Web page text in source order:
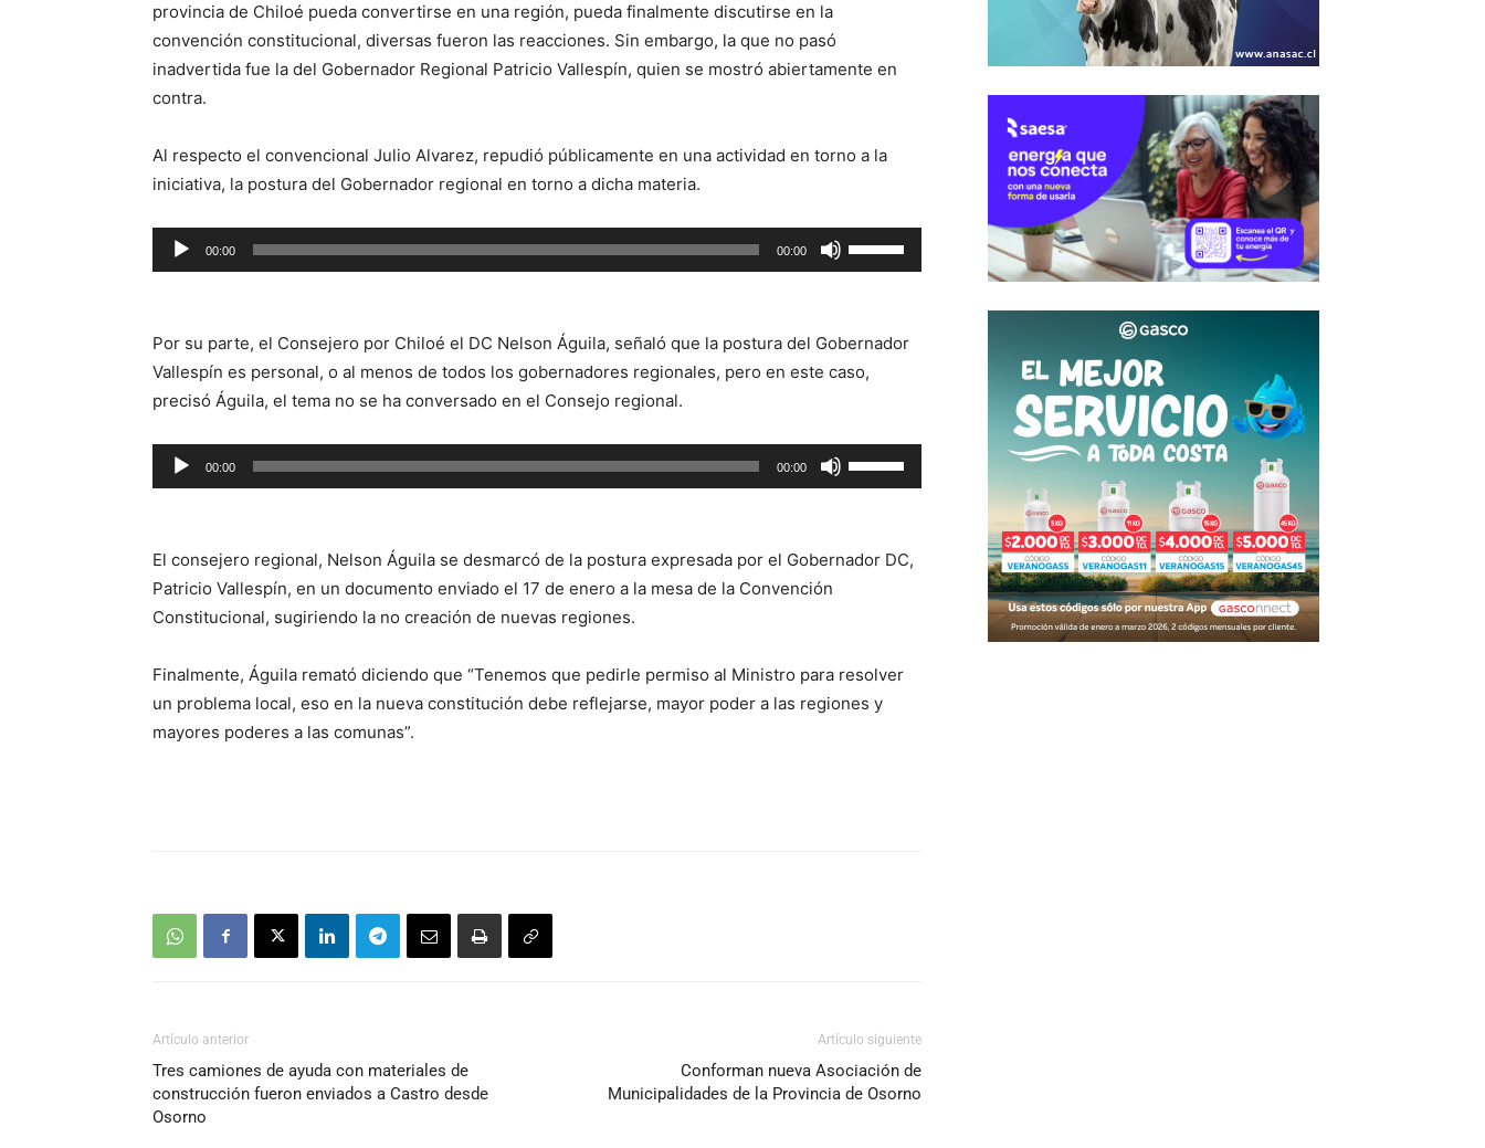
provincia de Chiloé pueda convertirse en una región, pueda finalmente discutirse en la
convención constitucional, diversas fueron las reacciones. Sin embargo, la que no pasó
inadvertida fue la del Gobernador Regional Patricio Vallespín, quien se mostró abiertamente en
contra.
Al respecto el convencional Julio Alvarez, repudió públicamente en una actividad en torno a la
iniciativa, la postura del Gobernador regional en torno a dicha materia.
Reproductor
de
00:00 00:00
Utiliza
las
flecha
arriba/abajo
aumentar
o
volumen.
Por su parte, el Consejero por Chiloé el DC Nelson Águila, señaló que la postura del Gobernador
Vallespín es personal, o al menos de todos los gobernadores regionales, pero en este caso,
precisó Águila, el tema no se ha conversado en el Consejo regional.
Reproductor
de
00:00 00:00
Utiliza
las
flecha
o
disminuir
El consejero regional, Nelson Águila se desmarcó de la postura expresada por el Gobernador DC,
Patricio Vallespín, en un documento enviado el 17 de enero a la mesa de la Convención
Constitucional, sugiriendo la no creación de nuevas regiones.
Finalmente, Águila remató diciendo que “Tenemos que pedirle permiso al Ministro para resolver
un problema local, eso en la nueva constitución debe reflejarse, mayor poder a las regiones y
mayores poderes a las comunas”.
Artículo anterior
Tres camiones de ayuda con materiales de
construcción fueron enviados a Castro desde
Osorno
Artículo siguiente
Conforman nueva Asociación de
Municipalidades de la Provincia de Osorno